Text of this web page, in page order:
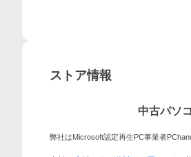
ストア情報
中古パソ
弊社はMicrosoft認定再生PC事業者